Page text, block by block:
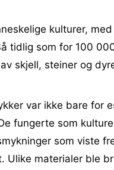
kulturer,
tidlig som for 100
skjell, steiner og
var ikke bare for
fungerte som
som viste
Ulike materialer ble